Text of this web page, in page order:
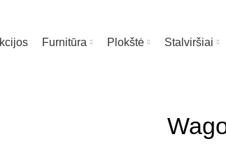
Furnitūra Plokštė Stalviršiai